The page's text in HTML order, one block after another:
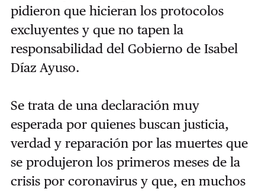
pidieron que hicieran los protocolos
excluyentes y que no tapen la
responsabilidad del Gobierno de Isabel
Díaz Ayuso.
Se trata de una declaración muy
esperada por quienes buscan justicia,
verdad y reparación por las muertes que
se produjeron los primeros meses de la
crisis por coronavirus y que, en muchos